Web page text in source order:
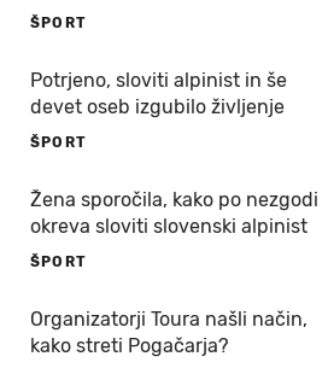
ŠPORT
Potrjeno, sloviti alpinist in še
devet oseb izgubilo življenje
ŠPORT
Žena sporočila, kako po nezgodi
okreva sloviti slovenski alpinist
ŠPORT
Organizatorji Toura našli način,
kako streti Pogačarja?